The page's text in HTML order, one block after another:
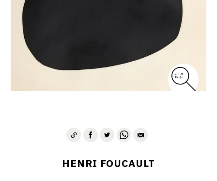
HENRI FOUCAULT